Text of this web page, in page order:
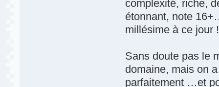
complexité, riche,
étonnant, note
millésime à ce
Sans doute pas le
domaine, mais on
parfaitement …et